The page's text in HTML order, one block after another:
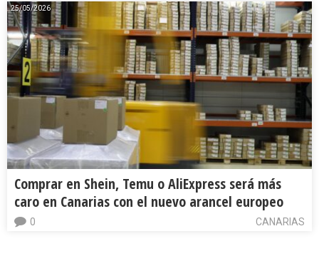
25/05/2026
Comprar en Shein, Temu o AliExpress será más
caro en Canarias con el nuevo arancel europeo
CANARIAS
0